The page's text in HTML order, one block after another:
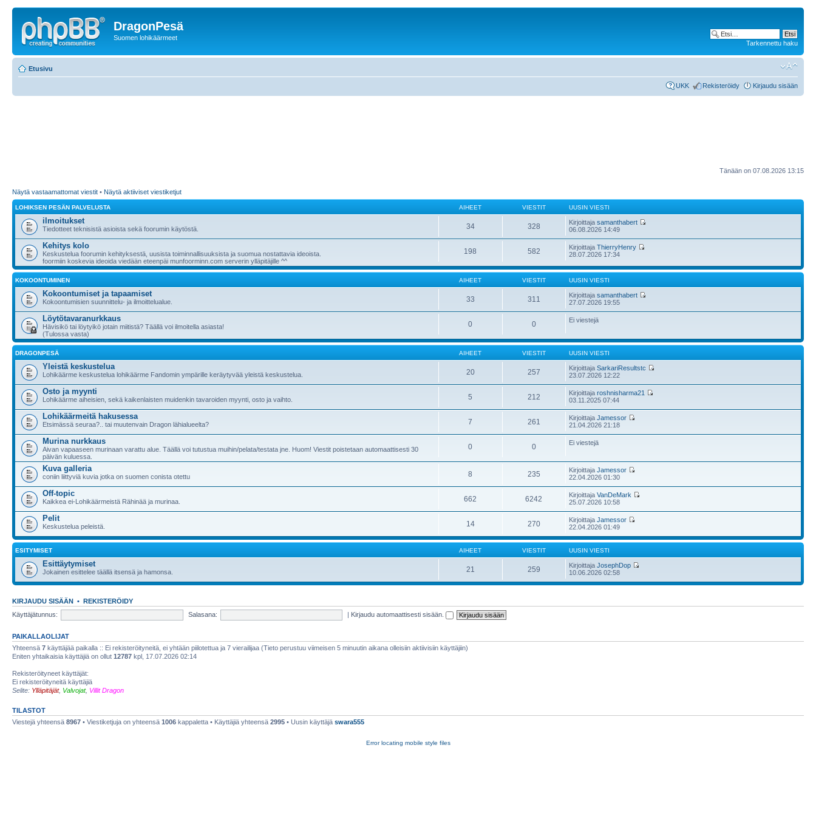
DragonPesä
Suomen lohikäärmeet
Tarkennettu haku
Etusivu
UKK Rekisteröidy Kirjaudu sisään
Tänään on 07.08.2026 13:15
Näytä vastaamattomat viestit • Näytä aktiiviset viestiketjut
LOHIKSEN PESÄN PALVELUSTA AIHEET VIESTIT UUSIN VIESTI
ilmoitukset
Tiedotteet teknisistä asioista sekä foorumin käytöstä. 34 328 Kirjoittajasamanthabert
06.08.2026 14:49
Kehitys kolo
Keskustelua foorumin kehityksestä, uusista toiminnallisuuksista ja suomua nostattavia ideoista.
foormiin koskevia ideoida viedään eteenpäi munfoorminn.com serverin ylläpitäjille ^^
198 582 KirjoittajaThierryHenry
28.07.2026 17:34
KOKOONTUMINEN AIHEET VIESTIT UUSIN VIESTI
Kokoontumiset ja tapaamiset
Kokoontumisien suunnittelu- ja ilmoittelualue. 33 311 Kirjoittajasamanthabert
27.07.2026 19:55
Löytötavaranurkkaus
Hävisikö tai löytyikö jotain miitistä? Täällä voi ilmoitella asiasta!
(Tulossa vasta)
0 0 Ei viestejä
DRAGONPESÄ AIHEET VIESTIT UUSIN VIESTI
Yleistä keskustelua
Lohikäärme keskustelua lohikäärme Fandomin ympärille keräytyvää yleistä keskustelua. 20 257 KirjoittajaSarkariResultstc
23.07.2026 12:22
Osto ja myynti
Lohikäärme aiheisien, sekä kaikenlaisten muidenkin tavaroiden myynti, osto ja vaihto. 5 212 Kirjoittajaroshnisharma21
03.11.2025 07:44
Lohikäärmeitä hakusessa
Etsimässä seuraa?.. tai muutenvain Dragon lähialueelta? 7 261 KirjoittajaJamessor
21.04.2026 21:18
Murina nurkkaus
Aivan vapaaseen murinaan varattu alue. Täällä voi tutustua muihin/pelata/testata jne. Huom! Viestit poistetaan automaattisesti 30
päivän kuluessa.
0 0 Ei viestejä
Kuva galleria
coniin liittyviä kuvia jotka on suomen conista otettu 8 235 KirjoittajaJamessor
22.04.2026 01:30
Off-topic
Kaikkea ei-Lohikäärmeistä Rähinää ja murinaa. 662 6242 KirjoittajaVanDeMark
25.07.2026 10:58
Pelit
Keskustelua peleistä. 14 270 KirjoittajaJamessor
22.04.2026 01:49
ESITYMISET AIHEET VIESTIT UUSIN VIESTI
Esittäytymiset
Jokainen esittelee täällä itsensä ja hamonsa. 21 259 KirjoittajaJosephDop
10.06.2026 02:58
KIRJAUDU SISÄÄN • REKISTERÖIDY
Käyttäjätunnus:
Salasana: | Kirjaudu automaattisesti sisään.
PAIKALLAOLIJAT
Yhteensä 7 käyttäjää paikalla :: Ei rekisteröityneitä, ei yhtään piilotettua ja 7 vierailijaa (Tieto perustuu viimeisen 5 minuutin aikana olleisiin aktiivisiin käyttäjiin)
Eniten yhtaikaisia käyttäjiä on ollut 12787 kpl, 17.07.2026 02:14
Rekisteröityneet käyttäjät:
Ei rekisteröityneitä käyttäjiä
Selite: Ylläpitäjät, Valvojat, Villit Dragon
TILASTOT
Viestejä yhteensä 8967 • Viestiketjuja on yhteensä 1006 kappaletta • Käyttäjiä yhteensä 2995 • Uusin käyttäjä swara555
Error locating mobile style files